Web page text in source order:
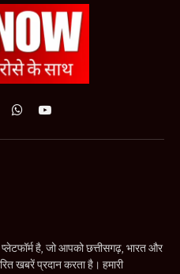
WhatsApp
YouTube
है, जो आपको छत्तीसगढ़, भारत और
खबरें प्रदान करता है। हमारी